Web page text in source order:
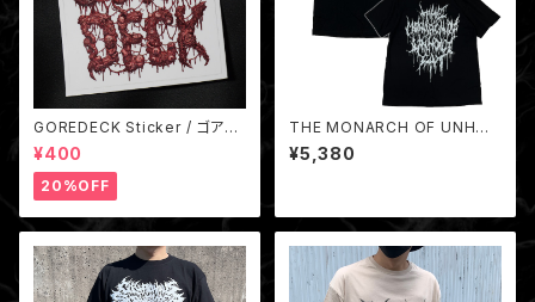
GOREDECK Sticker / ゴアデ
ッキ
¥400
20%OFF
THE MONARCH OF UNHOL
Y CAT/ 邪悪なる猫の君主 T-s
hirt
¥5,380